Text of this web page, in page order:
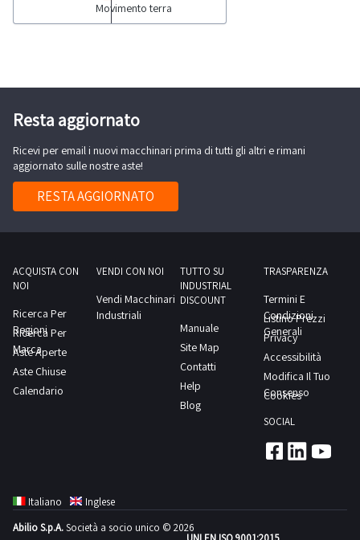
chiaviNOTE
massima
per
lo
svolgimento
delle
attività
di
dal
concordato:
Movimento terra
Resta aggiornato
Ricevi per email i nuovi macchinari prima di tutti gli altri e rimani
aggiornato sulle nostre aste!
RESTA AGGIORNATO
ACQUISTA CON
NOI
Ricerca Per
Regioni
Ricerca Per
Marca
Aste Aperte
Aste Chiuse
Calendario
VENDI CON NOI
Vendi Macchinari
Industriali
TUTTO SU
INDUSTRIAL
DISCOUNT
Manuale
Site Map
Contatti
Help
Blog
TRASPARENZA
Termini E
Condizioni
Generali
Listino Prezzi
Privacy
Accessibilità
Modifica Il Tuo
Consenso
Cookies
SOCIAL
Italiano
Inglese
Abilio S.p.A.Società a socio unico © 2026